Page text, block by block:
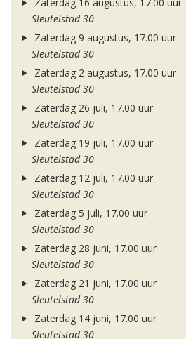
Zaterdag 16 augustus, 17.00 uur
Sleutelstad 30
Zaterdag 9 augustus, 17.00 uur
Sleutelstad 30
Zaterdag 2 augustus, 17.00 uur
Sleutelstad 30
Zaterdag 26 juli, 17.00 uur
Sleutelstad 30
Zaterdag 19 juli, 17.00 uur
Sleutelstad 30
Zaterdag 12 juli, 17.00 uur
Sleutelstad 30
Zaterdag 5 juli, 17.00 uur
Sleutelstad 30
Zaterdag 28 juni, 17.00 uur
Sleutelstad 30
Zaterdag 21 juni, 17.00 uur
Sleutelstad 30
Zaterdag 14 juni, 17.00 uur
Sleutelstad 30